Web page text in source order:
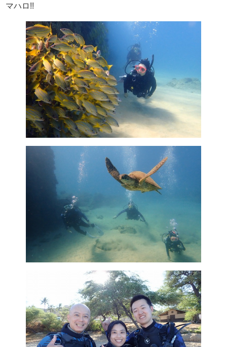
マハロ!!